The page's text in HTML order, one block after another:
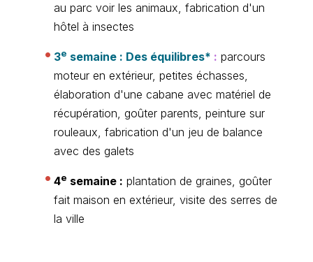
au parc voir les animaux, fabrication d'un
hôtel à insectes
3e semaine : Des équilibres* : parcours
moteur en extérieur, petites échasses,
élaboration d'une cabane avec matériel de
récupération, goûter parents, peinture sur
rouleaux, fabrication d'un jeu de balance
avec des galets
4e semaine : plantation de graines, goûter
fait maison en extérieur, visite des serres de
la ville